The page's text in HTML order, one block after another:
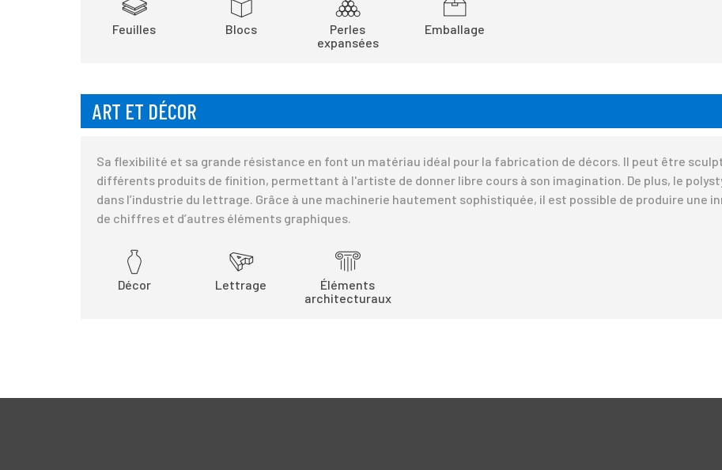
Feuilles Blocs
Perles
expansées
Emballage
ART ET DÉCOR
Sa flexibilité et sa grande résistance en font un matériau idéal pour la fabrication de décors. Il peut être
différents produits de finition, permettant à l'artiste de donner libre cours à son imagination. De plus, le
dans l’industrie du lettrage. Grâce à une machinerie hautement sophistiquée, il est possible de produire une
de chiffres et d’autres éléments graphiques.
Décor Lettrage
Éléments
architecturaux